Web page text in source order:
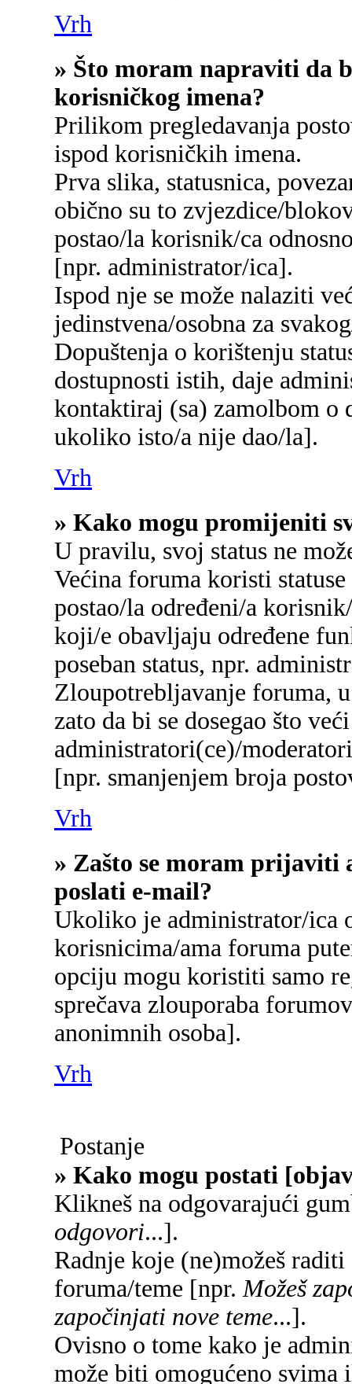
Vrh
» Što moram napraviti da
korisničkog imena?
Prilikom pregledavanja
ispod korisničkih imena.
Prva slika, statusnica,
obično su to zvjezdice/
postao/la korisnik/ca
[npr. administrator/ica].
Ispod nje se može nalaziti
jedinstvena/osobna za
Dopuštenja o korištenju
dostupnosti istih, daje
kontaktiraj (sa) zamolbom o
ukoliko isto/a nije dao/la].
Vrh
» Kako mogu promijeniti
U pravilu, svoj status ne
Većina foruma koristi
postao/la određeni/a
koji/e obavljaju određene
poseban status, npr.
Zloupotrebljavanje foruma,
zato da bi se dosegao što
administratori(ce)/
[npr. smanjenjem broja
Vrh
» Zašto se moram
poslati e-mail?
Ukoliko je administrator/ica
korisnicima/ama foruma
opciju mogu koristiti samo
sprečava zlouporaba
anonimnih osoba].
Vrh
Postanje
» Kako mogu postati
Klikneš na odgovarajući
odgovori...].
Radnje koje (ne)možeš
foruma/teme [npr.Možeš
započinjati nove teme...].
Ovisno o tome kako je
može biti omogućeno